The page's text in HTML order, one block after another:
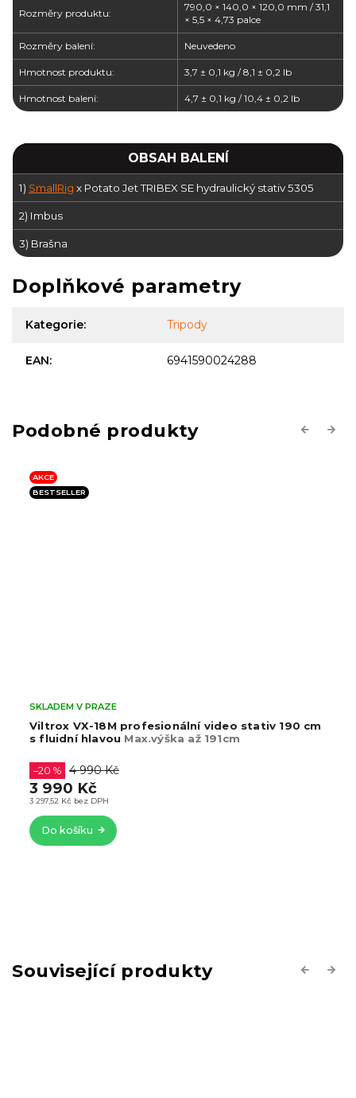
Rozměry produktu:
790,0 × 140,0 × 120,0 mm / 31,1
× 5,5 × 4,73 palce
Rozměry balení: Neuvedeno
Hmotnost produktu: 3,7 ± 0,1 kg / 8,1 ± 0,2 lb
Hmotnost balení: 4,7 ± 0,1 kg / 10,4 ± 0,2 lb
OBSAH BALENÍ
1) SmallRig x Potato Jet TRIBEX SE hydraulický stativ 5305
2) Imbus
3) Brašna
Doplňkové parametry
Kategorie: Tripody
EAN: 6941590024288
Previous
AKCE
BESTSELLER
Viltrox VX-18M profesionální video stativ 190 cm
s fluidní hlavou Max.výška až 191cm
SKLADEM V PRAZE
3 297,52 Kč bez DPH
–20 % 4 990 Kč
3 990 Kč
Do košíku
Next
Související produkty Previous
Next